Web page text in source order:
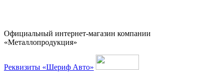
Официальный интернет-магазин компании
«Металлопродукция»
Реквизиты «Шериф Авто»